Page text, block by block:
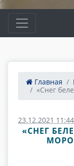
Главная
«Снег
23.12.2021 11:44
«СНЕГ